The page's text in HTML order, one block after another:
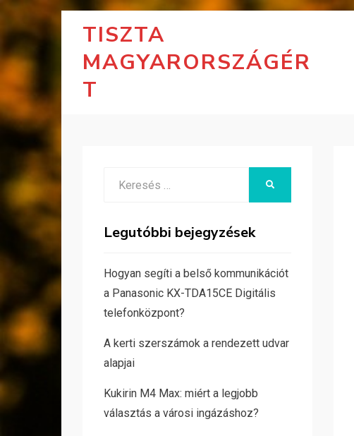
TISZTA
MAGYARORSZÁGÉR
T
Legutóbbi bejegyzések
Hogyan segíti a belső kommunikációt
a Panasonic KX-TDA15CE Digitális
telefonközpont?
A kerti szerszámok a rendezett udvar
alapjai
Kukirin M4 Max: miért a legjobb
választás a városi ingázáshoz?